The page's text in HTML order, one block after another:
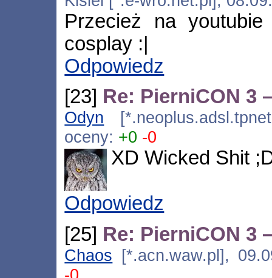
Przecież na
cosplay :|
Odpowiedz
[23] Re: PierniCON 3
Odyn
oceny: +0 -0
XD Wicked Shit
Odpowiedz
[25] Re: PierniCON 3
Chaos [*.acn.waw.pl],